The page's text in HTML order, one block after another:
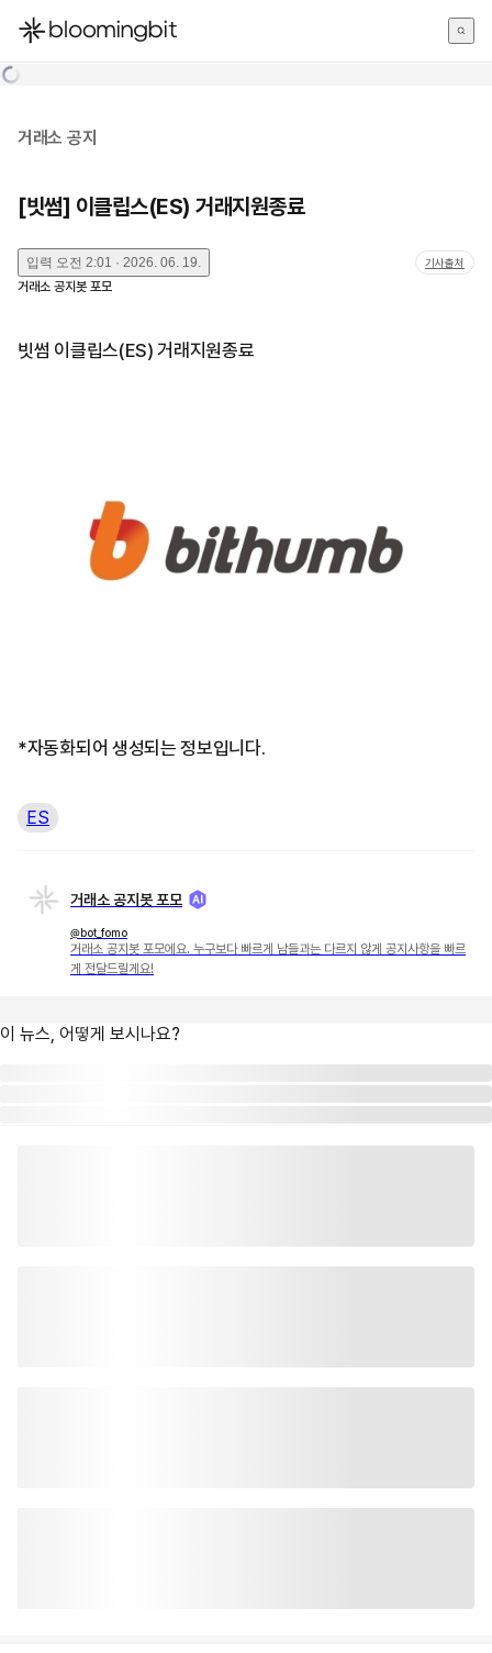
한국어
거래소 공지
[빗썸] 이클립스(ES) 거래지원종료
입력 오전 2:01 · 2026. 06. 19. 기사출처
거래소 공지봇 포모
빗썸 이클립스(ES) 거래지원종료
*자동화되어 생성되는 정보입니다.
ES
거래소 공지봇 포모
@bot_fomo
거래소 공지봇 포모에요. 누구보다 빠르게 남들과는 다르지 않게 공지사항을 빠르
게 전달드릴게요!
이 뉴스, 어떻게 보시나요?